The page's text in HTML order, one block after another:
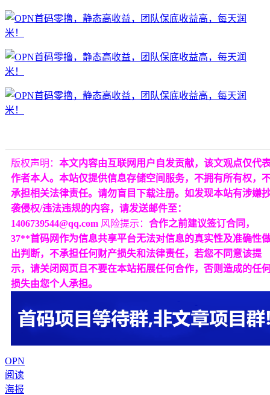
版权声明： 本文内容由互联网用户自发贡献，该文观点仅代
作者本人。本站仅提供信息存储空间服务，不拥有所有权，
承担相关法律责任。请勿盲目下载注册。如发现本站有涉嫌
袭侵权/违法违规的内容，请发送邮件至：
1406739544@qq.com 风险提示： 合作之前建议签订合同，
37**首码网作为信息共享平台无法对信息的真实性及准确性
出判断，不承担任何财产损失和法律责任，若您不同意该提
示，请关闭网页且不要在本站拓展任何合作，否则造成的任
损失由您个人承担。
OPN
阅读
海报